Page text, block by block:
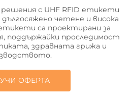
с UHF RFID етикети
четене и висока
са проектирани за
поддържайки проследимост
здравната грижа и
ОФЕРТА